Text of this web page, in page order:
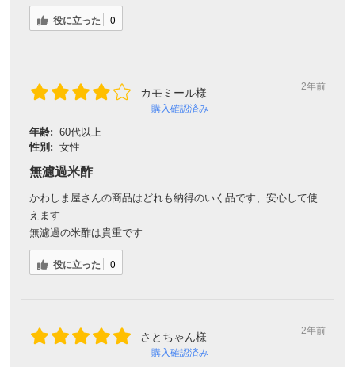
役に立った 0
カモミール様
購入確認済み
2年前
年齢: 60代以上
性別: 女性
無濾過米酢
かわしま屋さんの商品はどれも納得のいく品です、安心して使
えます
無濾過の米酢は貴重です
役に立った 0
さとちゃん様
購入確認済み
2年前